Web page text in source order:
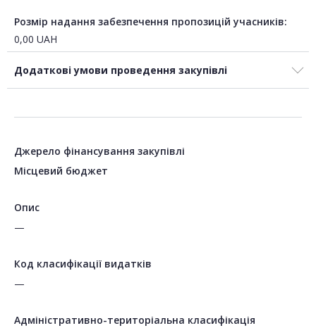
Розмір надання забезпечення пропозицій учасників:
0,00 UAH
Додаткові умови проведення закупівлі
Джерело фінансування закупівлі
Місцевий бюджет
Опис
—
Код класифікації видатків
—
Адміністративно-територіальна класифікація